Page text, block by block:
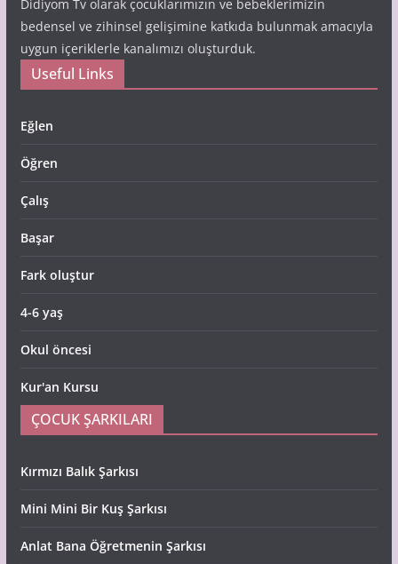
Didiyom Tv olarak çocuklarımızın ve bebeklerimizin
bedensel ve zihinsel gelişimine katkıda bulunmak amacıyla
uygun içeriklerle kanalımızı oluşturduk.
Useful Links
Eğlen
Öğren
Çalış
Başar
Fark oluştur
4-6 yaş
Okul öncesi
Kur'an Kursu
ÇOCUK ŞARKILARI
Kırmızı Balık Şarkısı
Mini Mini Bir Kuş Şarkısı
Anlat Bana Öğretmenin Şarkısı